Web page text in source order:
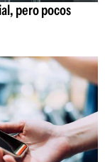
pero pocos